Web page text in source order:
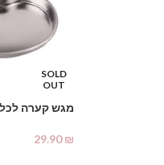
SOLD
OUT
מגש קערה
29.90₪